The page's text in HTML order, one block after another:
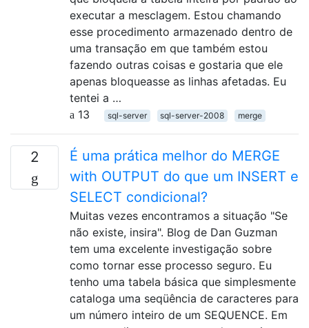
executar a mesclagem. Estou chamando
esse procedimento armazenado dentro de
uma transação em que também estou
fazendo outras coisas e gostaria que ele
apenas bloqueasse as linhas afetadas. Eu
tentei a …
13
sql-server sql-server-2008 merge
2
É uma prática melhor do MERGE
with OUTPUT do que um INSERT e
SELECT condicional?
Muitas vezes encontramos a situação "Se
não existe, insira". Blog de Dan Guzman
tem uma excelente investigação sobre
como tornar esse processo seguro. Eu
tenho uma tabela básica que simplesmente
cataloga uma seqüência de caracteres para
um número inteiro de um SEQUENCE. Em